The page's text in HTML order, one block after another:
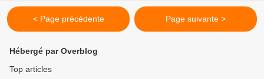
< Page précédente Page suivante >
Hébergé par Overblog
Top articles